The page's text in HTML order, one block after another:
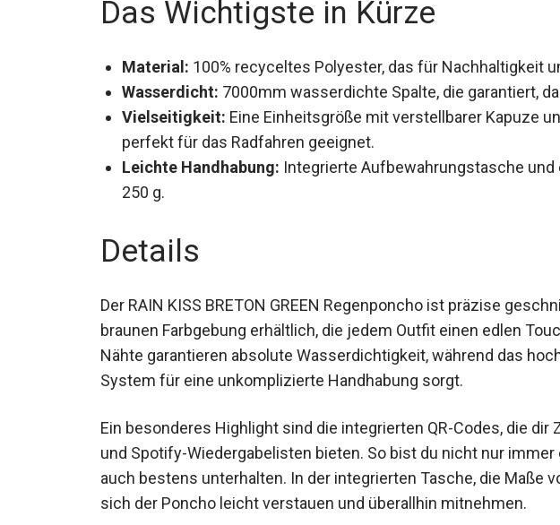
Material: 100% recyceltes Polyester, das für Nachhaltigkeit
Wasserdicht: 7000mm wasserdichte Spalte, die garantiert,
Vielseitigkeit: Eine Einheitsgröße mit verstellbarer Kapuze
perfekt für das Radfahren geeignet.
Leichte Handhabung: Integrierte Aufbewahrungstasche
250 g.
Details
Der RAIN KISS BRETON GREEN Regenponcho ist präzise
attraktiven braunen Farbgebung erhältlich, die jedem Outfit
versiegelten Nähte garantieren absolute Wasserdichtigkeit,
Klettverschluss-System für eine unkomplizierte Handhabung
Ein besonderes Highlight sind die integrierten QR-Codes, die dir
und Spotify-Wiedergabelisten bieten. So bist du nicht nur
auch bestens unterhalten. In der integrierten Tasche, die Maße
sich der Poncho leicht verstauen und überallhin mitnehmen.